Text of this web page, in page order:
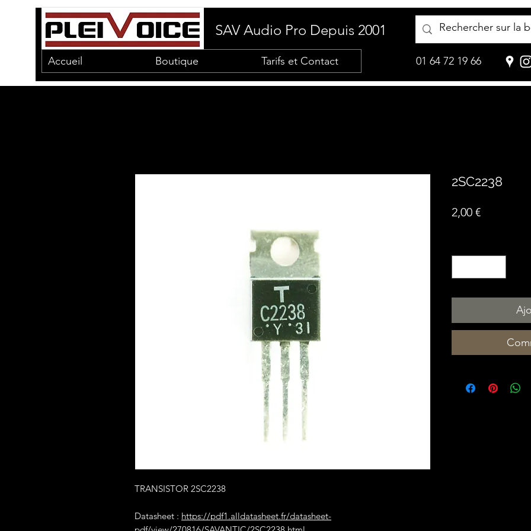
SAV Audio Pro Depuis 2001
Accueil Boutique Tarifs et Contact 01 64 72 19 66
TRANSISTOR 2SC2238
Datasheet : https://pdf1.alldatasheet.fr/datasheet-
2SC2238
2,00 €Prix